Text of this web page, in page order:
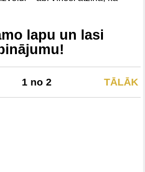
lapu un lasi
TĀLĀK
1 no 2